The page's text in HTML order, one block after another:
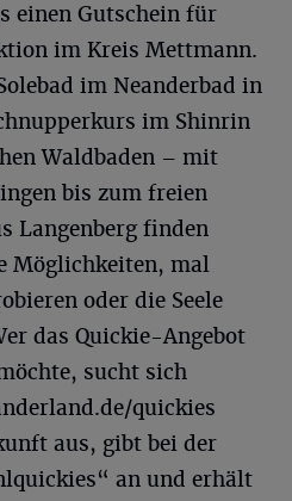
einen Gutschein für
im Kreis Mettmann.
im Neanderbad in
im Shinrin
Waldbaden – mit
bis zum freien
Langenberg finden
Möglichkeiten, mal
oder die Seele
das Quickie-Angebot
sucht sich
quickies
aus, gibt bei der
an und erhält